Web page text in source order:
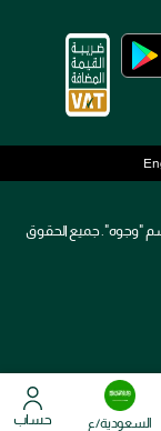
"وجوه". جميع الحقوق
السعودية/ع حساب